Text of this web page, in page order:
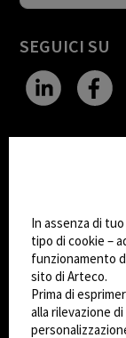
SEGUICI SU
Dark Mode
© 2026
e
socio unico)
Partita IVA:
In assenza di
tipo di cookie –
funzionamento
sito di Arteco.
Prima di
alla rilevazione